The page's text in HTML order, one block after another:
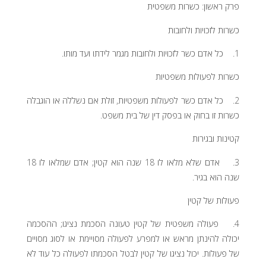
פרק ראשון: כשרות משפטית
כשרות לזכויות ולחובות
1. כל אדם כשר לזכויות ולחובות מגמר לידתו ועד מותו.
כשרות לפעולות משפטיות
2. כל אדם כשר לפעולות משפטיות, זולת אם נשללה או הוגבלה
כשרות זו בחוק או בפסק דין של בית משפט.
קטינות ובגירות
3. אדם שלא מלאו לו 18 שנה הוא קטין; אדם שמלאו לו 18
שנה הוא בגיר.
פעולות של קטין
4. פעולה משפטית של קטין טעונה הסכמת נציגו; ההסכמה
יכולה להינתן מראש או למפרע לפעולה מסויימת או לסוג מסויים
של פעולות. יכול נציגו של קטין לבטל הסכמתו לפעולה כל עוד לא